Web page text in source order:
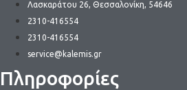
Λασκαράτου 26, Θεσσαλονίκη, 54646
2310-416554
2310-416554
service@kalemis.gr
Πληροφορίες